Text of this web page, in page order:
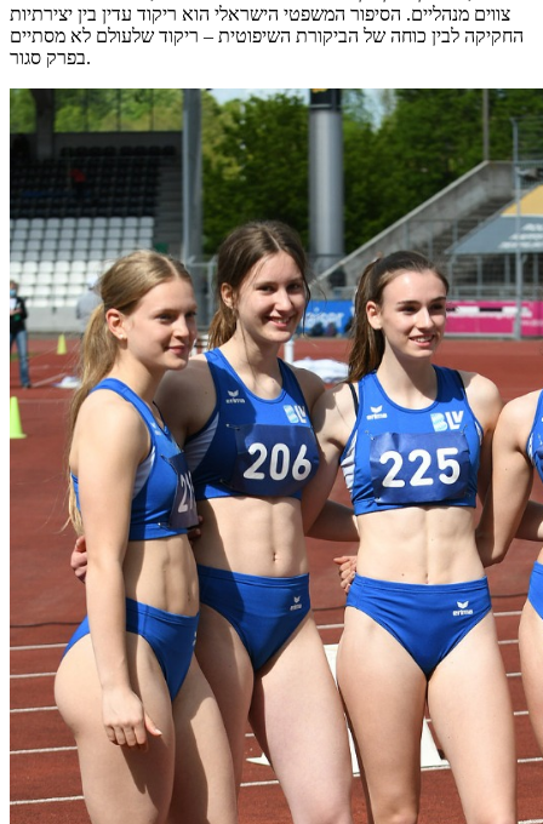
צווים מנהליים. הסיפור המשפטי הישראלי הוא ריקוד עדין בין יצירתיות
החקיקה לבין כוחה של הביקורת השיפוטית – ריקוד שלעולם לא מסתיים
בפרק סגור.